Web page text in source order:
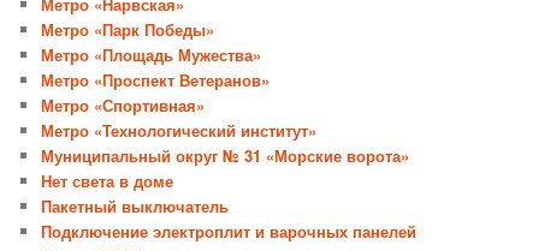
Метро «Парк Победы»
Метро «Площадь Мужества»
Метро «Проспект Ветеранов»
Метро «Спортивная»
Метро «Технологический институт»
Муниципальный округ № 31 «Морские ворота»
Нет света в доме
Пакетный выключатель
Подключение электроплит и варочных панелей